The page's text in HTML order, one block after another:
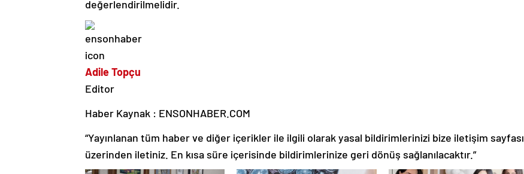
değerlendirilmelidir.
Adile Topçu
Editor
Haber Kaynak : ENSONHABER.COM
“Yayınlanan tüm haber ve diğer içerikler ile ilgili olarak yasal bildirimlerinizi bize iletişim sayfası
üzerinden iletiniz. En kısa süre içerisinde bildirimlerinize geri dönüş sağlanılacaktır.”